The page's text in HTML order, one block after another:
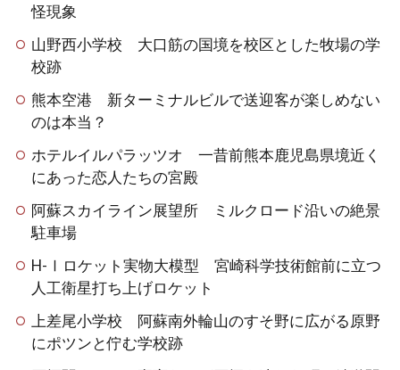
怪現象
山野西小学校 大口筋の国境を校区とした牧場の学
校跡
熊本空港 新ターミナルビルで送迎客が楽しめない
のは本当？
ホテルイルパラッツオ 一昔前熊本鹿児島県境近く
にあった恋人たちの宮殿
阿蘇スカイライン展望所 ミルクロード沿いの絶景
駐車場
H-Ⅰロケット実物大模型 宮崎科学技術館前に立つ
人工衛星打ち上げロケット
上差尾小学校 阿蘇南外輪山のすそ野に広がる原野
にポツンと佇む学校跡